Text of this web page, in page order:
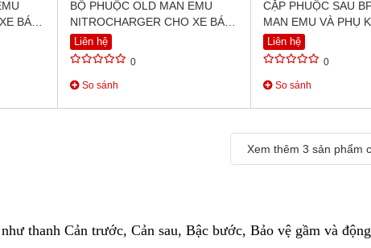
BÁN
BỘ PHUỘC OLD MAN EMU
NITROCHARGER CHO XE BÁN
TẢI TOYOTA LAND CRUISER
200 SERIES (2015 ON)
Liên hệ
0
So sánh
CẶP PHUỘC SAU
MAN EMU VÀ PHỤ
XE BÁN TẢI FORD
Liên hệ
0
So sánh
Xem thêm 3 sản phẩm
thanh Cản trước, Cản sau, Bậc bước, Bảo vệ gầm và